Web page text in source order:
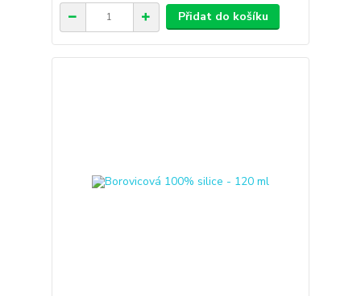
Přidat do košíku